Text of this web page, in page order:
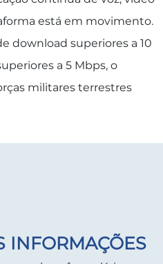
está em movimento.
download superiores a 10
a 5 Mbps, o
militares terrestres
INFORMAÇÕES